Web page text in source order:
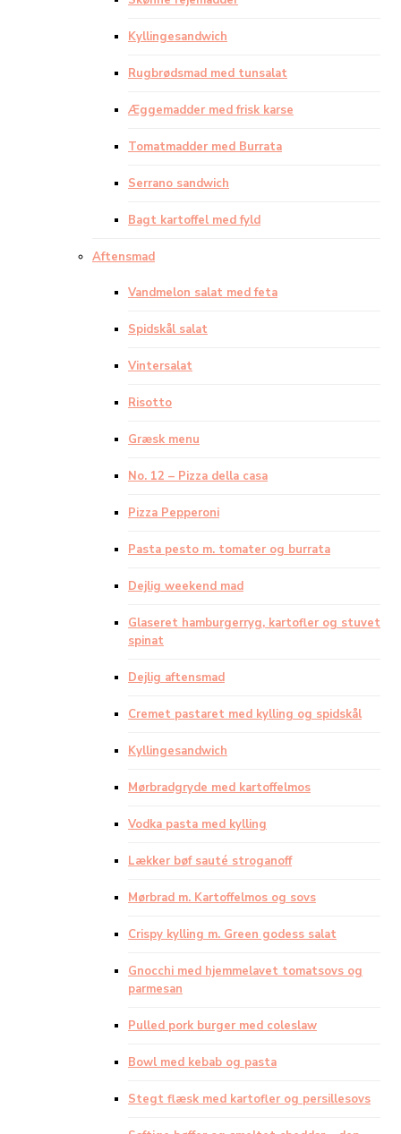
Kyllingesandwich
Rugbrødsmad med tunsalat
Æggemadder med frisk karse
Tomatmadder med Burrata
Serrano sandwich
Bagt kartoffel med fyld
Aftensmad
Vandmelon salat med feta
Spidskål salat
Vintersalat
Risotto
Græsk menu
No. 12 – Pizza della casa
Pizza Pepperoni
Pasta pesto m. tomater og burrata
Dejlig weekend mad
Glaseret hamburgerryg, kartofler og stuvet
spinat
Dejlig aftensmad
Cremet pastaret med kylling og spidskål
Kyllingesandwich
Mørbradgryde med kartoffelmos
Vodka pasta med kylling
Lækker bøf sauté stroganoff
Mørbrad m. Kartoffelmos og sovs
Crispy kylling m. Green godess salat
Gnocchi med hjemmelavet tomatsovs og
parmesan
Pulled pork burger med coleslaw
Bowl med kebab og pasta
Stegt flæsk med kartofler og persillesovs